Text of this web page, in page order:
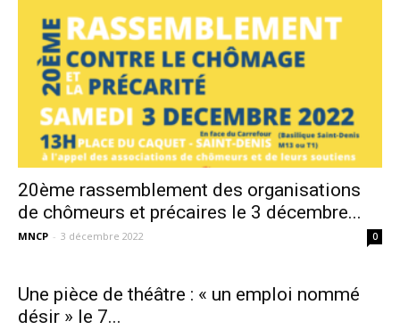
20ème rassemblement des organisations
de chômeurs et précaires le 3 décembre...
MNCP - 3 décembre 2022 0
Une pièce de théâtre : « un emploi nommé
désir » le 7...